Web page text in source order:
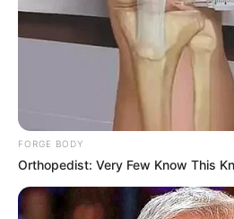
Waufen
FORGE BODY
Orthopedist: Very Few Know This